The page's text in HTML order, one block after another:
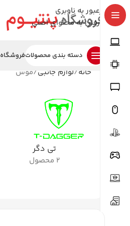
عبور به ناوبری
رفتن به محتوای اصلی
دسته بندی محصولاتفروشگاه
خانه لوازم جانبی موس
تی دگر
2 محصول